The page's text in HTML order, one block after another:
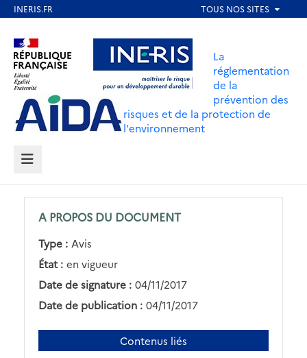
contenu
principal
Aller au contenu Aller au menu
Aller au pied de page
La
réglementation
de la
prévention des
risques et de la protection de
l'environnement
MENU
A PROPOS DU DOCUMENT
Type : Avis
État : en vigueur
Date de signature : 04/11/2017
Date de publication : 04/11/2017
Contenus liés